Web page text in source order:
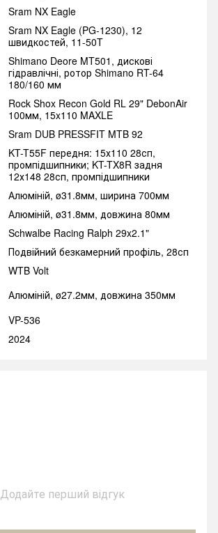
Sram NX Eagle
Sram NX Eagle (PG-1230), 12
швидкостей, 11-50T
Shimano Deore MT501, дискові
гідравлічні, ротор Shimano RT-64
180/160 мм
Rock Shox Recon Gold RL 29" DebonAir
100мм, 15x110 MAXLE
Sram DUB PRESSFIT MTB 92
KT-T55F передня: 15х110 28сп,
промпідшипники; KT-TX8R задня
12х148 28сп, промпідшипники
Алюміній, ø31.8мм, ширина 700мм
Алюміній, ø31.8мм, довжина 80мм
Schwalbe Racing Ralph 29x2.1"
Подвійний безкамерний профіль, 28сп
WTB Volt
Алюміній, ø27.2мм, довжина 350мм
VP-536
2024
Додайте перший відгук